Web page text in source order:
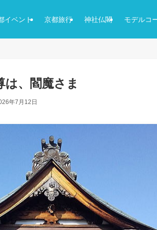
イベント 京都旅行 神社仏閣 モデルコ
は、閻魔さま
年7月12日